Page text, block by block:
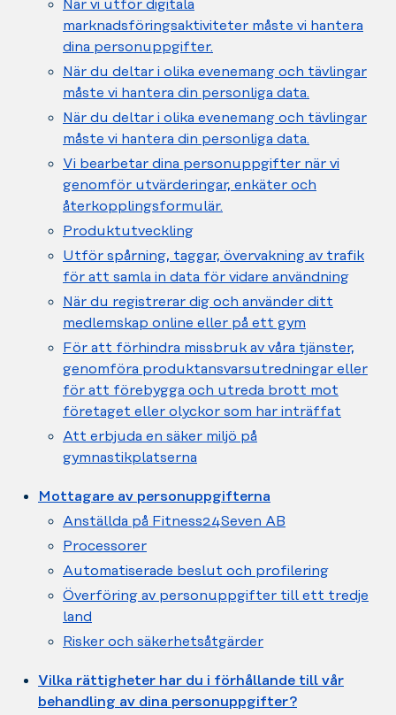
När vi utför digitala
marknadsföringsaktiviteter måste vi hantera
dina personuppgifter.
När du deltar i olika evenemang och tävlingar
måste vi hantera din personliga data.
När du deltar i olika evenemang och tävlingar
måste vi hantera din personliga data.
Vi bearbetar dina personuppgifter när vi
genomför utvärderingar, enkäter och
återkopplingsformulär.
Produktutveckling
Utför spårning, taggar, övervakning av trafik
för att samla in data för vidare användning
När du registrerar dig och använder ditt
medlemskap online eller på ett gym
För att förhindra missbruk av våra tjänster,
genomföra produktansvarsutredningar eller
för att förebygga och utreda brott mot
företaget eller olyckor som har inträffat
Att erbjuda en säker miljö på
gymnastikplatserna
Mottagare av personuppgifterna
Anställda på Fitness24Seven AB
Processorer
Automatiserade beslut och profilering
Överföring av personuppgifter till ett tredje
land
Risker och säkerhetsåtgärder
Vilka rättigheter har du i förhållande till vår
behandling av dina personuppgifter?